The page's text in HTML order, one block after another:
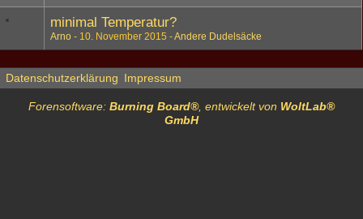
minimal Temperatur?
Arno 10. November 2015 Andere Dudelsäcke
Datenschutzerklärung Impressum
Forensoftware: Burning Board®, entwickelt von WoltLab®
GmbH